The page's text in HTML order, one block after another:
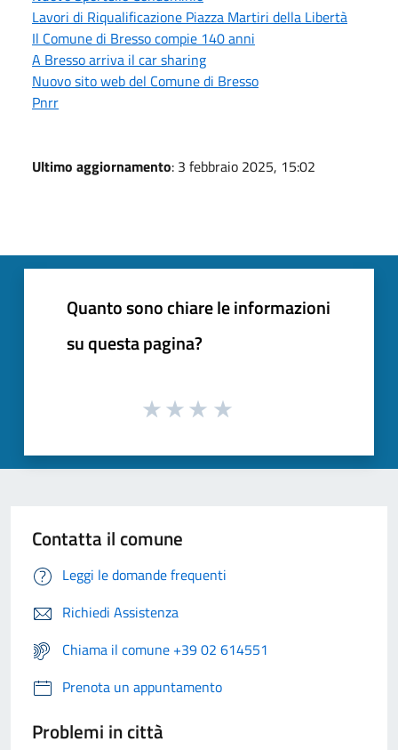
Lavori di Riqualificazione Piazza Martiri della Libertà
Il Comune di Bresso compie 140 anni
A Bresso arriva il car sharing
Nuovo sito web del Comune di Bresso
Pnrr
Ultimo aggiornamento: 3 febbraio 2025, 15:02
Quanto sono chiare le informazioni
su questa pagina?
Contatta il comune
Leggi le domande frequenti
Richiedi Assistenza
Chiama il comune +39 02 614551
Prenota un appuntamento
Problemi in città